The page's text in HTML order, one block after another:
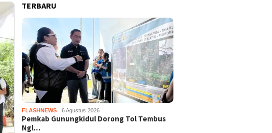
TERBARU
FLASHNEWS 6 Agustus 2026
Pemkab Gunungkidul Dorong Tol Tembus
Ngl…